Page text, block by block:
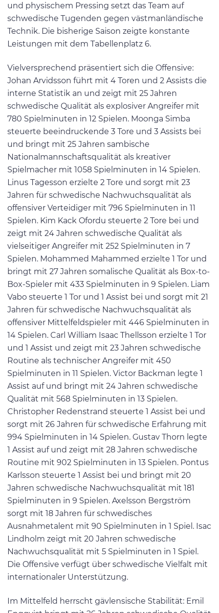
und physischem Pressing setzt das Team auf
schwedische Tugenden gegen västmanländische
Technik. Die bisherige Saison zeigte konstante
Leistungen mit dem Tabellenplatz 6.
Vielversprechend präsentiert sich die Offensive:
Johan Arvidsson führt mit 4 Toren und 2 Assists die
interne Statistik an und zeigt mit 25 Jahren
schwedische Qualität als explosiver Angreifer mit
780 Spielminuten in 12 Spielen. Moonga Simba
steuerte beeindruckende 3 Tore und 3 Assists bei
und bringt mit 25 Jahren sambische
Nationalmannschaftsqualität als kreativer
Spielmacher mit 1058 Spielminuten in 14 Spielen.
Linus Tagesson erzielte 2 Tore und sorgt mit 23
Jahren für schwedische Nachwuchsqualität als
offensiver Verteidiger mit 796 Spielminuten in 11
Spielen. Kim Kack Ofordu steuerte 2 Tore bei und
zeigt mit 24 Jahren schwedische Qualität als
vielseitiger Angreifer mit 252 Spielminuten in 7
Spielen. Mohammed Mahammed erzielte 1 Tor und
bringt mit 27 Jahren somalische Qualität als Box-to-
Box-Spieler mit 433 Spielminuten in 9 Spielen. Liam
Vabo steuerte 1 Tor und 1 Assist bei und sorgt mit 21
Jahren für schwedische Nachwuchsqualität als
offensiver Mittelfeldspieler mit 446 Spielminuten in
14 Spielen. Carl William Isaac Thellsson erzielte 1 Tor
und 1 Assist und zeigt mit 23 Jahren schwedische
Routine als technischer Angreifer mit 450
Spielminuten in 11 Spielen. Victor Backman legte 1
Assist auf und bringt mit 24 Jahren schwedische
Qualität mit 568 Spielminuten in 13 Spielen.
Christopher Redenstrand steuerte 1 Assist bei und
sorgt mit 26 Jahren für schwedische Erfahrung mit
994 Spielminuten in 14 Spielen. Gustav Thorn legte
1 Assist auf und zeigt mit 28 Jahren schwedische
Routine mit 902 Spielminuten in 13 Spielen. Pontus
Karlsson steuerte 1 Assist bei und bringt mit 20
Jahren schwedische Nachwuchsqualität mit 181
Spielminuten in 9 Spielen. Axelsson Bergström
sorgt mit 18 Jahren für schwedisches
Ausnahmetalent mit 90 Spielminuten in 1 Spiel. Isac
Lindholm zeigt mit 20 Jahren schwedische
Nachwuchsqualität mit 5 Spielminuten in 1 Spiel.
Die Offensive verfügt über schwedische Vielfalt mit
internationaler Unterstützung.
Im Mittelfeld herrscht gävlensische Stabilität: Emil